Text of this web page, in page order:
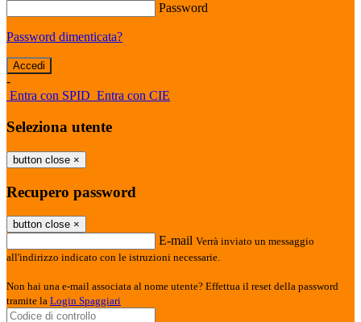
Password
Password dimenticata?
-
Entra con SPID Entra con CIE
Seleziona utente
button close ×
Recupero password
button close ×
E-mail Verrà inviato un messaggio
all'indirizzo indicato con le istruzioni necessarie.
Non hai una e-mail associata al nome utente? Effettua il reset della password
tramite la Login Spaggiari